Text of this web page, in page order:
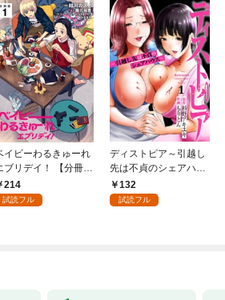
イビーわるきゅーれ
ブリデイ！ 【分冊
】 1
214
試読フル
ディストピア～引越し
先は不貞のシェアハウ
ス～１
132
試読フル